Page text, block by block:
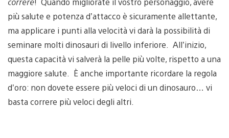
più salute e potenza d’attacco è sicuramente allettante,
ma applicare i punti alla velocità vi darà la possibilità di
seminare molti dinosauri di livello inferiore. All’inizio,
questa capacità vi salverà la pelle più volte, rispetto a una
maggiore salute. È anche importante ricordare la regola
d’oro: non dovete essere più veloci di un dinosauro… vi
basta correre più veloci degli altri.